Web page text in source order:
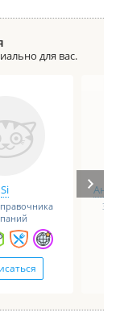
для вас.
Si